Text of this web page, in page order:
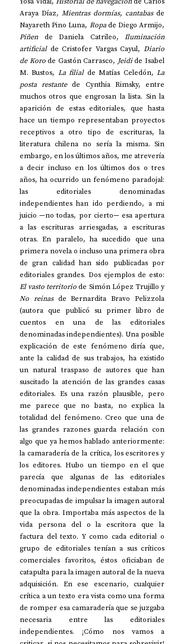
Araya Díaz, Mientras dormías, cantabas de
Nayareth Pino Luna, Ropa
Piñen de Daniela Catrileo, Iluminación
artificial de Cristofer Vargas Cayul, Diario
de Koro de Gastón Carrasco, Jeidi de Isabel
M. Bustos, La filial de Matías Celedón, La
posta restante de Cynthia Rimsky, entre
muchos otros que engrosan la lista. Sin la
aparición de estas editoriales, que hasta
hace un tiempo representaban proyectos
receptivos a otro tipo de escrituras, la
literatura chilena no sería la misma. Sin
embargo, en los últimos años, me atrevería
a decir incluso en los últimos dos o tres
años, ha ocurrido un fenómeno paradojal:
las editoriales denominadas
independientes han ido perdiendo, a mi
juicio —no todas, por cierto— esa apertura
a las escrituras arriesgadas, a escrituras
otras. En paralelo, ha sucedido que una
primera novela o incluso una primera obra
de gran calidad han sido publicadas por
El vasto territorio
No reinas de Bernardita Bravo Pelizzola
(autora que publicó su primer libro de
cuentos en una de las editoriales
denominadas independientes). Una posible
explicación de este fenómeno diría que,
ante la calidad de sus trabajos, ha existido
un natural traspaso de autores que han
suscitado la atención de las grandes casas
editoriales. Es una razón plausible, pero
me parece que no basta, no explica la
totalidad del fenómeno. Creo que una de
las grandes razones guarda relación con
algo que ya hemos hablado anteriormente:
la camaradería de la crítica, los escritores y
los editores. Hubo un tiempo en el que
parecía que algunas de las editoriales
denominadas independientes estaban más
preocupadas de impulsar la imagen autoral
que la obra. Importaba más aspectos de la
vida persona del o la escritora que la
factura del texto. Y como cada editorial o
grupo de editoriales tenían a sus críticos
comerciales favoritos, éstos oficiaban de
catapulta para la imagen autoral de la nueva
adquisición. En ese escenario, cualquier
crítica a un texto era vista como una forma
de romper esa camaradería que se juzgaba
necesaria entre las editoriales
independientes. ¡Cómo nos vamos a